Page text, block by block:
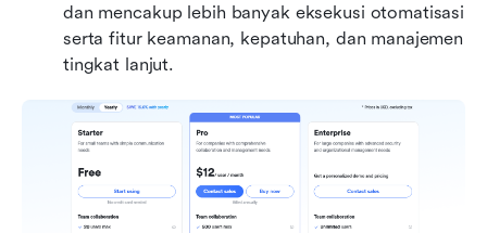
dan mencakup lebih banyak eksekusi otomatisasi
serta fitur keamanan, kepatuhan, dan manajemen
tingkat lanjut.